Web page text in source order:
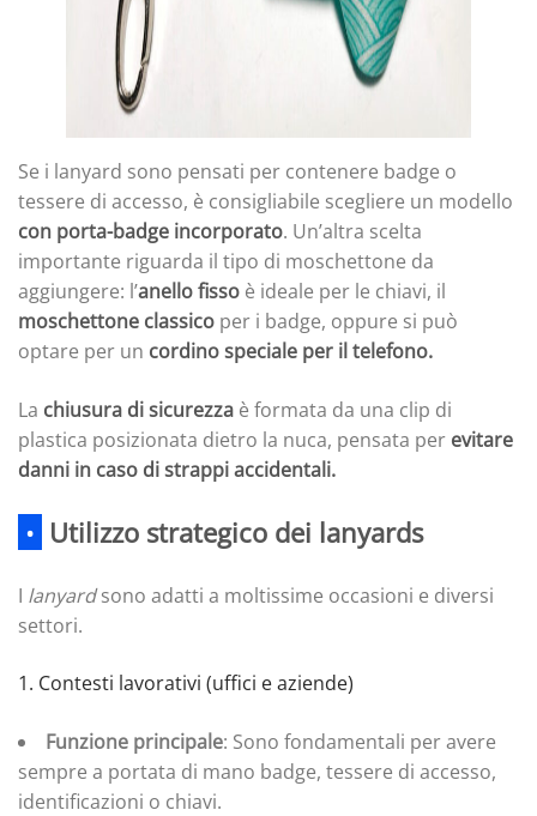
Se i lanyard sono pensati per contenere badge o
tessere di accesso, è consigliabile scegliere un modello
con porta-badge incorporato. Un’altra scelta
importante riguarda il tipo di moschettone da
aggiungere: l’anello fisso è ideale per le chiavi, il
moschettone classico per i badge, oppure si può
optare per un cordino speciale per il telefono.
La chiusura di sicurezza è formata da una clip di
plastica posizionata dietro la nuca, pensata per evitare
danni in caso di strappi accidentali.
• Utilizzo strategico dei lanyards
I lanyardsono adatti a moltissime occasioni e diversi
settori.
1. Contesti lavorativi (uffici e aziende)
Funzione principale: Sono fondamentali per avere
sempre a portata di mano badge, tessere di accesso,
identificazioni o chiavi.